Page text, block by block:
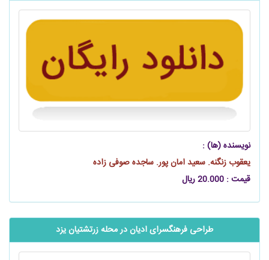
نویسنده (ها) :
یعقوب زنگنه. سعید امان پور. ساجده صوفی زاده
قیمت : 20.000 ریال
طراحی فرهنگسرای ادیان در محله زرتشتیان یزد